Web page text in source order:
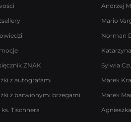
ZNAK
z autografami
z barwionymi brzegami
ks. Tischnera
Andrzej
Mario
Norman
Sylwia
Marek
Marek